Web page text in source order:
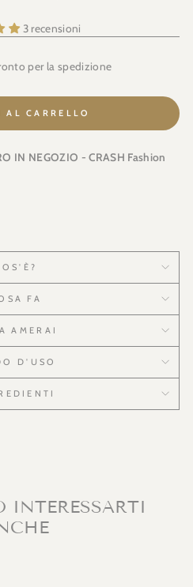
3 recensioni
per la spedizione
AL CARRELLO
IN NEGOZIO - CRASH Fashion
FA
AMERAI
D'USO
INTERESSARTI